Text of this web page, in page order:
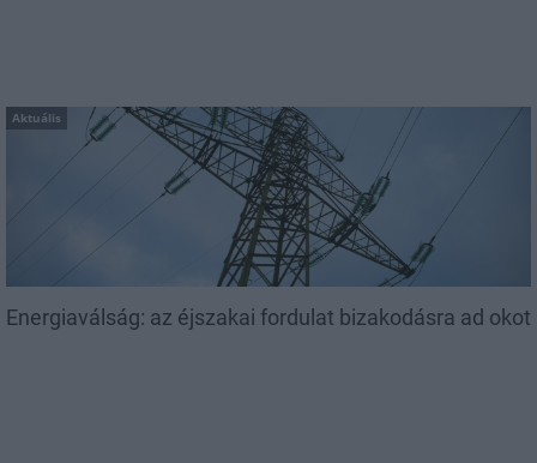
Aktuális
Energiaválság: az éjszakai fordulat bizakodásra ad okot